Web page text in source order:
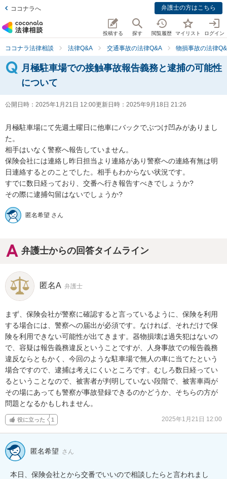
ココナラへ 弁護士の方はこちら
投稿する 探す 閲覧履歴 マイリスト ログイン
ココナラ法律相談 法律Q&A 交通事故の法律Q&A 物損事故の法律
月極駐車場での接触事故報告義務と逮捕の可能性
について
公開日時： 2025年1月21日 12:00更新日時： 2025年9月18日 21:26
月極駐車場にて先週土曜日に他車にバックでぶつけ凹みがありまし
た。
相手はいなく警察へ報告していません。
保険会社には連絡し昨日担当より連絡があり警察への連絡有無は明
日連絡するとのことでした。相手もわからない状況です。
すでに数日経っており、交番へ行き報告すべきでしょうか?
その際に逮捕勾留はないでしょうか?
匿名希望 さん
弁護士からの回答タイムライン
匿名A 弁護士
まず、保険会社が警察に確認すると言っているように、保険を利用
する場合には、警察への届出が必須です。なければ、それだけで保
険を利用できない可能性が出てきます。器物損壊は過失犯はないの
で、容疑は報告義務違反ということですが、人身事故での報告義務
違反ならともかく、今回のような駐車場で無人の車に当てたという
場合ですので、逮捕は考えにくいところです。むしろ数日経ってい
るということなので、被害者が判明していない段階で、被害車両が
その場にあっても警察が事故登録できるのかどうか、そちらの方が
問題となるかもしれません。
役に立った 1 2025年1月21日 12:00
匿名希望 さん
本日、保険会社とから交番でいいので相談したらと言われまし